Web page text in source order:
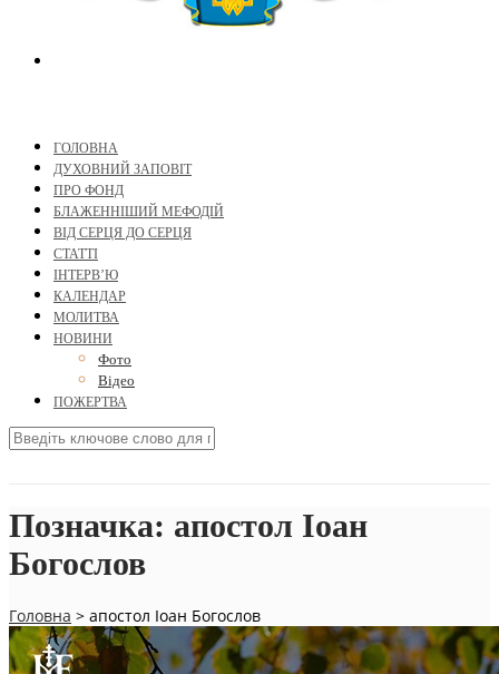
ГОЛОВНА
ДУХОВНИЙ ЗАПОВІТ
ПРО ФОНД
БЛАЖЕННІШИЙ МЕФОДІЙ
ВІД СЕРЦЯ ДО СЕРЦЯ
СТАТТІ
ІНТЕРВ’Ю
КАЛЕНДАР
МОЛИТВА
НОВИНИ
Фото
Відео
ПОЖЕРТВА
Позначка: апостол Іоан
Богослов
Головна > апостол Іоан Богослов